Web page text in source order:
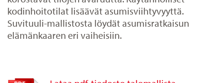
kodinhoitotilat lisäävät asumisviihtyvyyttä.
Suvituuli-mallistosta löydät asumisratkaisun
elämänkaaren eri vaiheisiin.